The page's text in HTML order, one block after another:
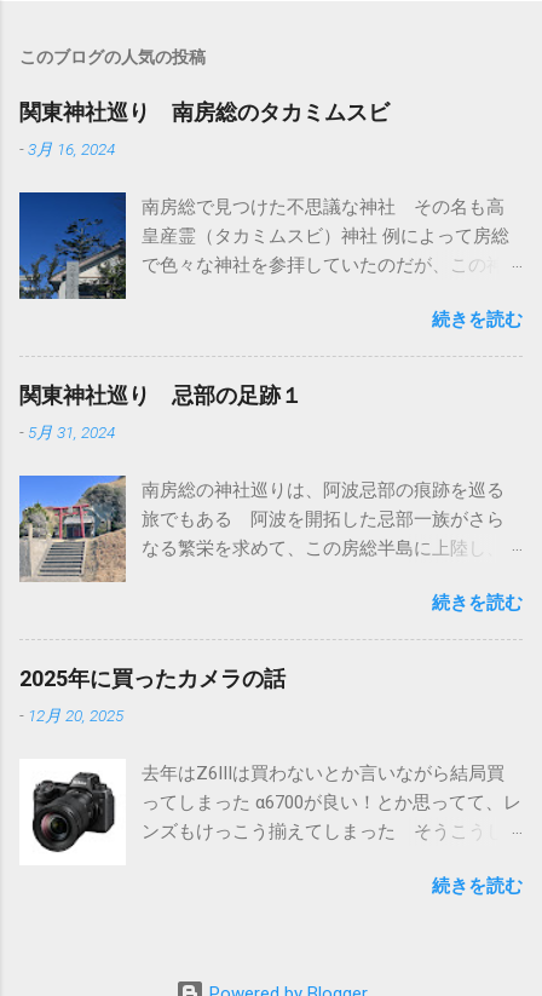
このブログの人気の投稿
関東神社巡り 南房総のタカミムスビ
-3月 16, 2024
南房総で見つけた不思議な神社 その名も高
皇産霊（タカミムスビ）神社 例によって房総
で色々な神社を参拝していたのだが、この神
南房総の隣にある館山市にも同じ名前の神社
があって、そこには参拝した 館山市の高皇産
霊神社は町の中にポツンとある小さくて素朴
な神社だ ここは別名が高井神社とも言われて
らタカイへ訛ったのかも知れない いずれにし
ても、墨田区の高木神社同様に神仏分離で寺
から切り離されたものと思われる そのため、
そういうこともあって、南房総千倉にある高
皇産霊神社も造化三神の一柱を祀っていると
は言っても、比較的近年の創建された神社で
し、色々予定が変わった事もあって時間が空
いてしまったので、ちょっと寄ってみること
にした ところが.... まずは道の駅から眺めた光
景 ※画面中央の銅葺きの建物 何しろその大
きさに驚いた 初めて見た時には「え、あ
はとても車では行けそうもないが、なんとか
続きを読む
関東神社巡り 忌部の足跡１
- 5月 31, 2024
南房総の神社巡りは、阿波忌部の痕跡を巡る
旅でもある 阿波を開拓した忌部一族がさら
なる繁栄を求めて、この房総半島に上陸し、
のこの地は四国の阿波（あわ）にちなんで同
じ名称の安房（あわ）だ また忌部一族が房
総全域を開拓し、その地が麻がふさふさに育
つことから総国（ふさこく）となり、時代が
なので、統一された名称ということがわかる
そんな天富命率いる忌部一族が最初に上陸し
たといわれるのが駒ヶ崎神社だ 神社にはとく
は祠といった感じ 鳥居越しに太平洋を見る
があるようなので、いずれそちらにも行って
続きを読む
2025年に買ったカメラの話
- 12月 20, 2025
去年はZ6IIIは買わないとか言いながら結局買
ってしまった α6700が良い！とか思ってて、レ
ンズもけっこう揃えてしまった そうこうし
いてきたりもしたが、結局操作性、色味、
どちらを選ぶかの選択になってしまった 自分
続きを読む